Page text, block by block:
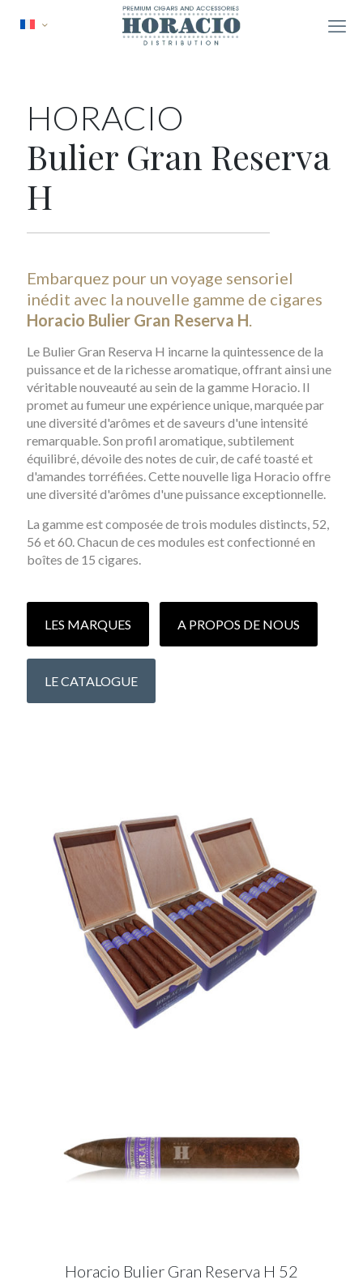
HORACIO
Bulier Gran Reserva
H
Embarquez pour un voyage sensoriel
inédit avec la nouvelle gamme de cigares
Horacio Bulier Gran Reserva H.
Le Bulier Gran Reserva H incarne la quintessence de la
puissance et de la richesse aromatique, offrant ainsi une
véritable nouveauté au sein de la gamme Horacio. Il
promet au fumeur une expérience unique, marquée par
une diversité d'arômes et de saveurs d'une intensité
remarquable. Son profil aromatique, subtilement
équilibré, dévoile des notes de cuir, de café toasté et
d'amandes torréfiées. Cette nouvelle liga Horacio offre
une diversité d'arômes d'une puissance exceptionnelle.
La gamme est composée de trois modules distincts, 52,
56 et 60. Chacun de ces modules est confectionné en
boîtes de 15 cigares.
LES MARQUES A PROPOS DE NOUS
LE CATALOGUE
Horacio Bulier Gran Reserva H 52